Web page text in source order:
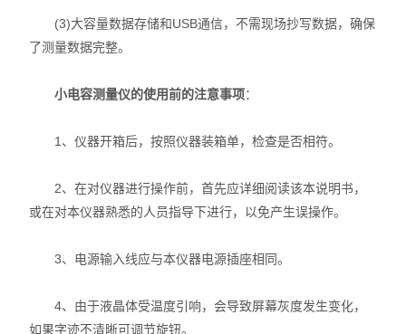
(3)大容量数据存储和USB通信，不需现场抄写数据，确保
了测量数据完整。
小电容测量仪的使用前的注意事项：
1、仪器开箱后，按照仪器装箱单，检查是否相符。
2、在对仪器进行操作前，首先应详细阅读该本说明书，
或在对本仪器熟悉的人员指导下进行，以免产生误操作。
3、电源输入线应与本仪器电源插座相同。
4、由于液晶体受温度引响，会导致屏幕灰度发生变化，
如果字迹不清晰可调节旋钮。